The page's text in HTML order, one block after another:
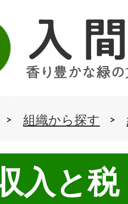
組織から探す
入と税